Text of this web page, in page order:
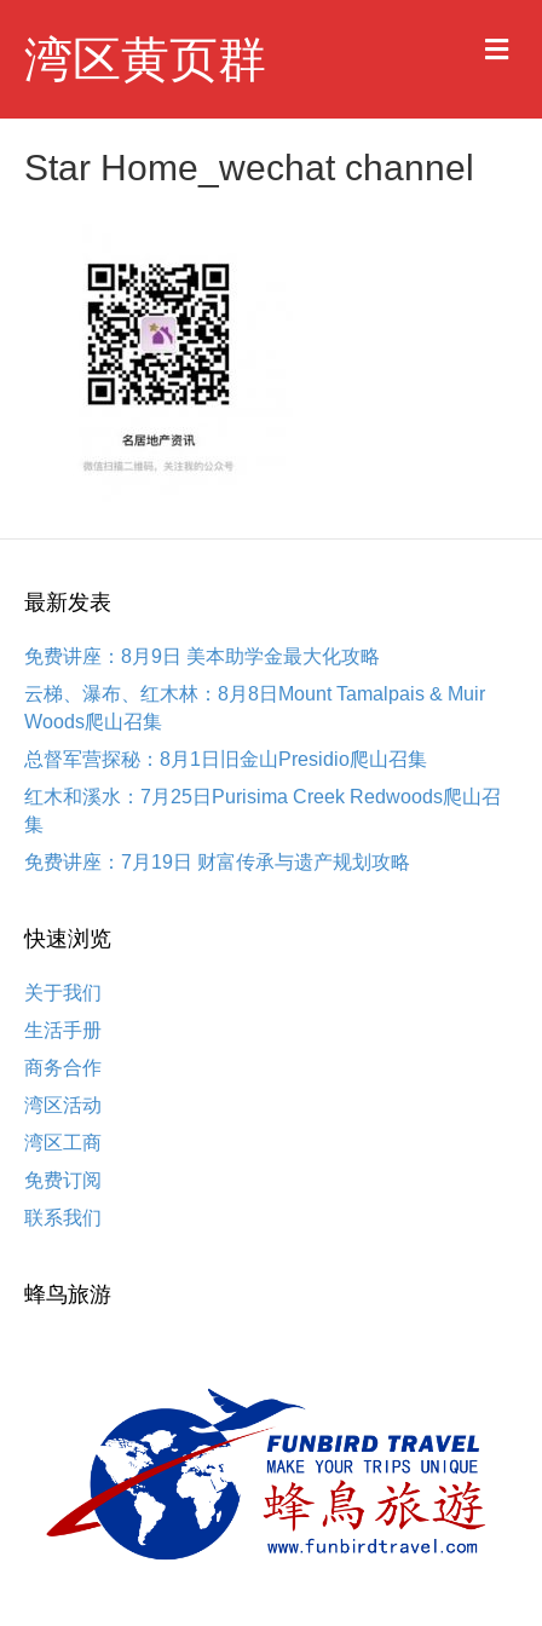
湾区黄页群 M
e
u
Star Home_wechat channel
最新发表
免费讲座：8月9日 美本助学金最大化攻略
云梯、瀑布、红木林：8月8日Mount Tamalpais & Muir
Woods爬山召集
总督军营探秘：8月1日旧金山Presidio爬山召集
红木和溪水：7月25日Purisima Creek Redwoods爬山召
集
免费讲座：7月19日 财富传承与遗产规划攻略
快速浏览
关于我们
生活手册
商务合作
湾区活动
湾区工商
免费订阅
联系我们
蜂鸟旅游